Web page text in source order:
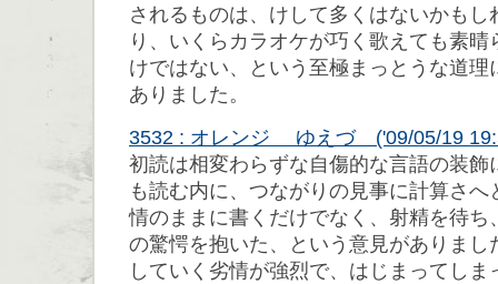
されるものは、けして多くはないかもし
り、いくらカラオケが巧く歌えても素
けではない、という至極まっとうな道理
ありました。
3532 : オレンジ ゆえづ ('09/05/19
初読は相変わらずな自傷的な言語の装飾
も読む内に、つながりの見事に計算さ
情のままに書くだけでなく、射精を待ち
の驚愕を抱いた、という意見がありまし
していく劣情が強烈で、はじまってし